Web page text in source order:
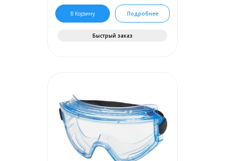
В Корзину Подробнее
Быстрый заказ